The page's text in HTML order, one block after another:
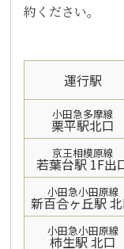
約ください。
運行駅
小田急多摩線
栗平駅北口
京王相模原線
若葉台駅 1F出
小田急小田原線
新百合ヶ丘駅
小田急小田原線
柿生駅 北口